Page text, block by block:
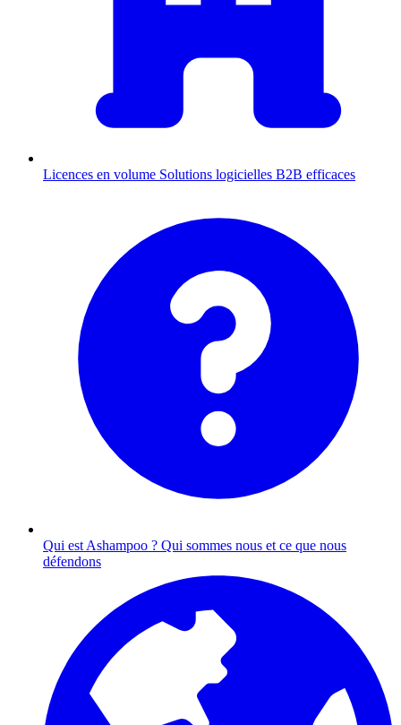
Licences en volume Solutions logicielles B2B efficaces
Qui est Ashampoo ? Qui sommes nous et ce que nous
défendons